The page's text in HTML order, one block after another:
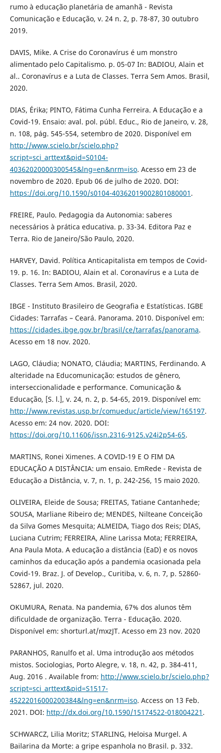
rumo à educação planetária de amanhã - Revista
Comunicação e Educação, v. 24 n. 2, p. 78-87, 30 outubro
2019.
DAVIS, Mike. A Crise do Coronavírus é um monstro
alimentado pelo Capitalismo. p. 05-07 In: BADIOU, Alain et
al.. Coronavírus e a Luta de Classes. Terra Sem Amos. Brasil,
2020.
DIAS, Érika; PINTO, Fátima Cunha Ferreira. A Educação e a
Covid-19. Ensaio: aval. pol. públ. Educ., Rio de Janeiro, v. 28,
n. 108, pág. 545-554, setembro de 2020. Disponível em
http://www.scielo.br/scielo.php?
script=sci_arttext&pid=S0104-
40362020000300545&lng=en&nrm=iso. Acesso em 23 de
novembro de 2020. Epub 06 de julho de 2020. DOI:
https://doi.org/10.1590/s0104-40362019002801080001 .
FREIRE, Paulo. Pedagogia da Autonomia: saberes
necessários à prática educativa. p. 33-34. Editora Paz e
Terra. Rio de Janeiro/São Paulo, 2020.
HARVEY, David. Política Anticapitalista em tempos de Covid-
19. p. 16. In: BADIOU, Alain et al. Coronavírus e a Luta de
Classes. Terra Sem Amos. Brasil, 2020.
IBGE - Instituto Brasileiro de Geografia e Estatísticas. IGBE
Cidades: Tarrafas – Ceará. Panorama. 2010. Disponível em:
https://cidades.ibge.gov.br/brasil/ce/tarrafas/panorama.
Acesso em 18 nov. 2020.
LAGO, Cláudia; NONATO, Cláudia; MARTINS, Ferdinando. A
alteridade na Educomunicação: estudos de gênero,
interseccionalidade e performance. Comunicação &
Educação, [S. l.], v. 24, n. 2, p. 54-65, 2019. Disponível em:
http://www.revistas.usp.br/comueduc/article/view/165197.
Acesso em: 24 nov. 2020. DOI:
https://doi.org/10.11606/issn.2316-9125.v24i2p54-65.
MARTINS, Ronei Ximenes. A COVID-19 E O FIM DA
EDUCAÇÃO A DISTÂNCIA: um ensaio. EmRede - Revista de
Educação a Distância, v. 7, n. 1, p. 242-256, 15 maio 2020.
OLIVEIRA, Eleide de Sousa; FREITAS, Tatiane Cantanhede;
SOUSA, Marliane Ribeiro de; MENDES, Nilteane Conceição
da Silva Gomes Mesquita; ALMEIDA, Tiago dos Reis; DIAS,
Luciana Cutrim; FERREIRA, Aline Larissa Mota; FERREIRA,
Ana Paula Mota. A educação a distância (EaD) e os novos
caminhos da educação após a pandemia ocasionada pela
Covid-19. Braz. J. of Develop., Curitiba, v. 6, n. 7, p. 52860-
52867, jul. 2020.
OKUMURA, Renata. Na pandemia, 67% dos alunos têm
dificuldade de organização. Terra - Educação. 2020.
Disponível em: shorturl.at/mxzJT. Acesso em 23 nov. 2020
PARANHOS, Ranulfo et al. Uma introdução aos métodos
mistos. Sociologias, Porto Alegre, v. 18, n. 42, p. 384-411,
Aug. 2016 . Available from: http://www.scielo.br/scielo.php?
script=sci_arttext&pid=S1517-
45222016000200384&lng=en&nrm=iso. Access on 13 Feb.
2021. DOI: http://dx.doi.org/10.1590/15174522-018004221 .
SCHWARCZ, Lilia Moritz; STARLING, Heloisa Murgel. A
Bailarina da Morte: a gripe espanhola no Brasil. p. 332.